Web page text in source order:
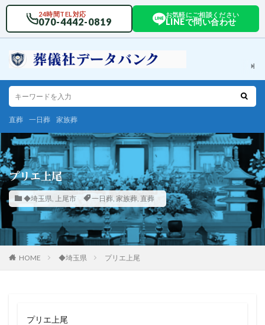
24時間TEL対応
070-4442-0819
お気軽にご相談ください
LINEで問い合わせ
直葬 一日葬 家族葬
プリエ上尾
◆埼玉県, 上尾市 一日葬, 家族葬, 直葬
HOME ◆埼玉県 プリエ上尾
プリエ上尾